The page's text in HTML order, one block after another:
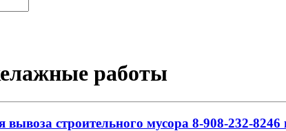
работы
вывоза строительного мусора 8-908-232-8246